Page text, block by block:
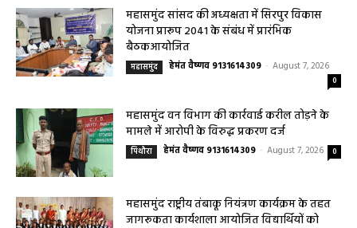
महासमुंद सांसद की अध्यक्षता में सिरपुर विकास
योजना प्रारूप 2041 के संबंध में प्रारंभिक
बैठकआयोजित
महासमुंद हेमंत वैष्णव 9131614309 August 7, 2026
0
महासमुंद वन विभाग की कार्रवाई करील तोड़ने के
मामले में आरोपी के विरुद्ध प्रकरण दर्ज
पिथौरा हेमंत वैष्णव 9131614309 August 7, 2026 0
महासमुंद राष्ट्रीय तंबाकू नियंत्रण कार्यक्रम के तहत
जागरूकता कार्यशाला आयोजित विद्यार्थियों को